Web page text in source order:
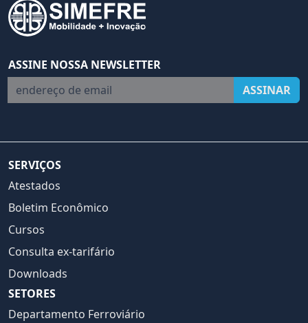
ASSINE NOSSA NEWSLETTER
endereço de email
ASSINAR
SERVIÇOS
Atestados
Boletim Econômico
Cursos
Consulta ex-tarifário
Downloads
SETORES
Departamento Ferroviário